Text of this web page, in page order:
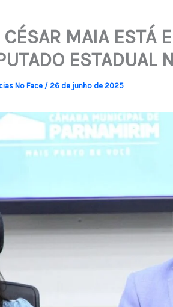
CÉSAR MAIA ESTÁ
ESTADUAL
No Face / 26 de junho de 2025